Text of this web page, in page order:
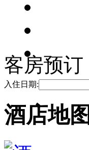
客房预订
入住日期:
酒店地图